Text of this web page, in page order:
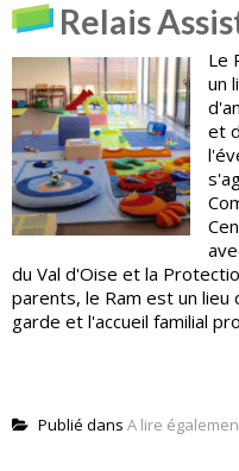
Relais
Le
un
et
du Val d'Oise et la
parents, le Ram est un
garde et l'accueil familial
Publié dans A lire